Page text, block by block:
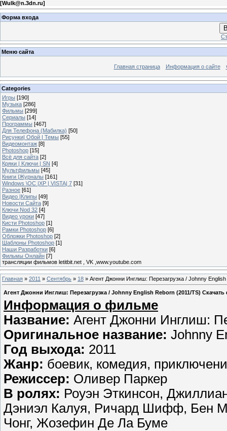
[Wulk@n.3dn.ru]
Форма входа
Меню сайта
Главная страница Информация о сайте
Categories
Игры [190]
Музыка [286]
Фильмы [299]
Сериалы [14]
Программы [467]
Для Телефона (Мабилка) [50]
Рисунки| Обой | Темы [55]
Видеомонтаж [8]
Photoshop [15]
Всё для сайта [2]
Кряки | Kлючи | SN [4]
Мультфильмы [45]
Книги |Журналы [161]
Windows \OC |XP | VISTA| 7 [31]
Разное [61]
Видео |Клипы [49]
Новости Сайта [9]
Ключи Nod 32 [4]
Видео уроки [47]
Кисти Photoshop [1]
Рамки Photoshop [6]
Обложки Photoshop [2]
Шаблоны Photoshop [1]
Наши Разработки [6]
Фильмы Онлайн [7]
трансляции фильмов letitbit.net , VK ,www.youtube.com
Главная » 2011 » Сентябрь » 18 » Агент Джонни Инглиш: Перезагрузка / Johnny
Агент Джонни Инглиш: Перезагрузка / Johnny English Reborn (2011/TS)
Информация о фильме
Название: Агент Джонни Инглиш:
Оригинальное название: Johnny
Год выхода: 2011
Жанр: боевик, комедия,
Режиссер: Оливер Паркер
В ролях: Роуэн Эткинсон,
Дэниэл Калуя, Ричард Шифф, Бен
Чонг, Жозефин Де Ла Буме